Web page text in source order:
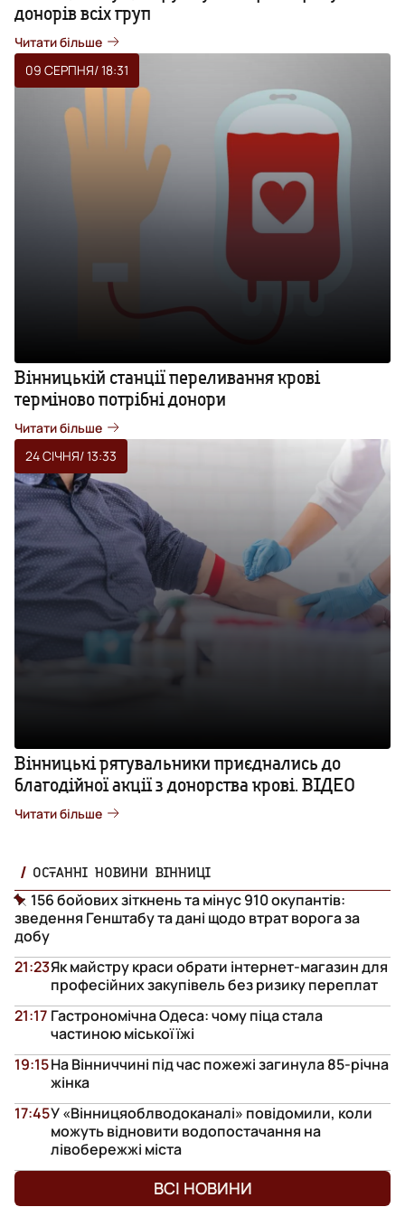
донорів всіх груп
Читати більше
09 СЕРПНЯ/ 18:31
Вінницькій станції переливання крові
терміново потрібні донори
Читати більше
24 СІЧНЯ/ 13:33
Вінницькі рятувальники приєднались до
благодійної акції з донорства крові. ВІДЕО
Читати більше
ОСТАННІ НОВИНИ ВІННИЦІ
156 бойових зіткнень та мінус 910 окупантів:
зведення Генштабу та дані щодо втрат ворога за
добу
Як майстру краси обрати інтернет-магазин для
професійних закупівель без ризику переплат
21:23
Гастрономічна Одеса: чому піца стала
частиною міської їжі
21:17
На Вінниччині під час пожежі загинула 85-річна
жінка
19:15
У «Вінницяоблводоканалі» повідомили, коли
можуть відновити водопостачання на
лівобережжі міста
17:45
ВСІ НОВИНИ